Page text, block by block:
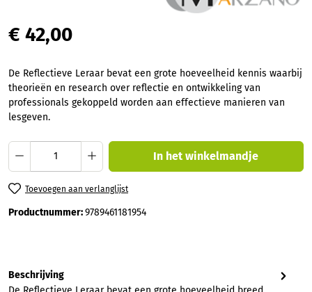
€ 42,00
De Reflectieve Leraar bevat een grote hoeveelheid kennis waarbij
theorieën en research over reflectie en ontwikkeling van
professionals gekoppeld worden aan effectieve manieren van
lesgeven.
Producthoeveelheid: Voer de gewenste
In het winkelmandje
Toevoegen aan verlanglijst
Productnummer:9789461181954
Beschrijving